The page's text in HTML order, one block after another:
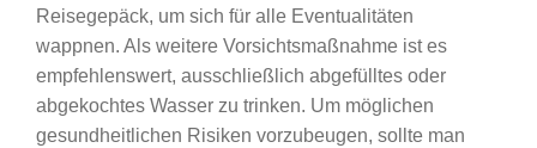
Reisegepäck, um sich für alle Eventualitäten
wappnen. Als weitere Vorsichtsmaßnahme ist es
empfehlenswert, ausschließlich abgefülltes oder
abgekochtes Wasser zu trinken. Um möglichen
gesundheitlichen Risiken vorzubeugen, sollte man